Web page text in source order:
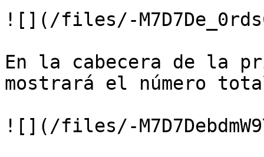
![](/files/-
En la cabecera de la
mostrará el número
![](/files/-